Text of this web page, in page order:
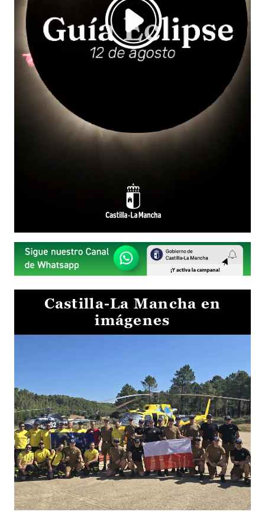
Castilla-La Mancha en
imágenes